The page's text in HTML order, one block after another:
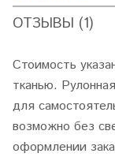
ОТЗЫВЫ (1)
Стоимость
тканью.
для
возможно без
оформлении